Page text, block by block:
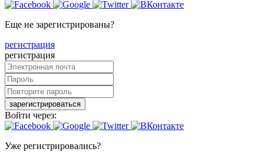
Еще не зарегистрированы?
регистрация
регистрация
зарегистрироваться
Войти через:
Уже регистрировались?